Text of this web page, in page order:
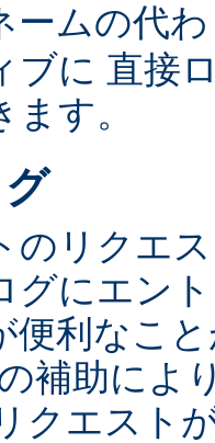
ームの代
ブに 直接
す。
のリクエ
グにエン
便利なこ
補助によ
クエスト